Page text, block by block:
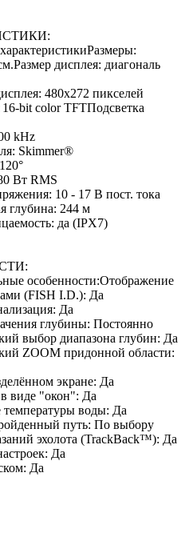
дисплея: диагональ
480х272 пикселей
bit color TFTПодсветка
kHz
Skimmer®
Вт RMS
10 - 17 В пост. тока
глубина: 244 м
да (IPX7)
особенности:Отображение
(FISH I.D.): Да
Да
глубины: Постоянно
выбор диапазона глубин: Да
ZOOM придонной области:
экране: Да
виде "окон": Да
воды: Да
путь: По выбору
эхолота (TrackBack™): Да
Да
Да